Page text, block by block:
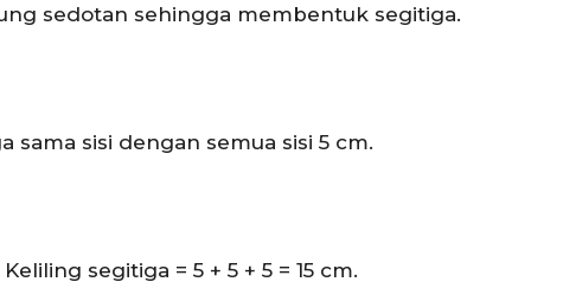
sedotan sehingga membentuk segitiga.
sama sisi dengan semua sisi 5 cm.
segitiga = 5 + 5 + 5 = 15 cm.